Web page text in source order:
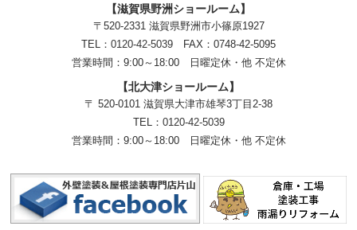
【滋賀県野洲ショールーム】
〒520-2331 滋賀県野洲市小篠原1927
TEL： 0120-42-5039 FAX：0748-42-5095
営業時間：9:00～18:00
日曜定休・他 不定休
【北大津ショールーム】
〒 520-0101 滋賀県大津市雄琴3丁目2-38
TEL： 0120-42-5039
営業時間：9:00～18:00
日曜定休・他 不定休